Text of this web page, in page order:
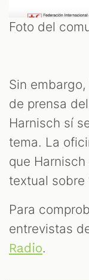
Foto del
Sin
de prensa
Harnisch sí
tema. La
que
textual sobre
Para
entrevistas
Radio.